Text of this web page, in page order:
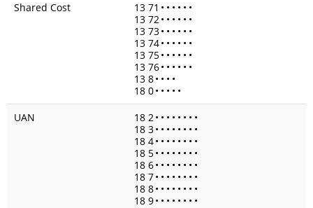
Shared Cost
13 71 • • • • • •
13 72• • • • • •
13 73• • • • • •
13 74• • • • • •
13 75• • • • • •
13 76• • • • • •
13 8• • • •
18 0• • • • •
UAN
18 2• • • • • • • •
18 3• • • • • • • •
18 4• • • • • • • •
18 5• • • • • • • •
18 6• • • • • • • •
18 7• • • • • • • •
18 8• • • • • • • •
18 9• • • • • • • •